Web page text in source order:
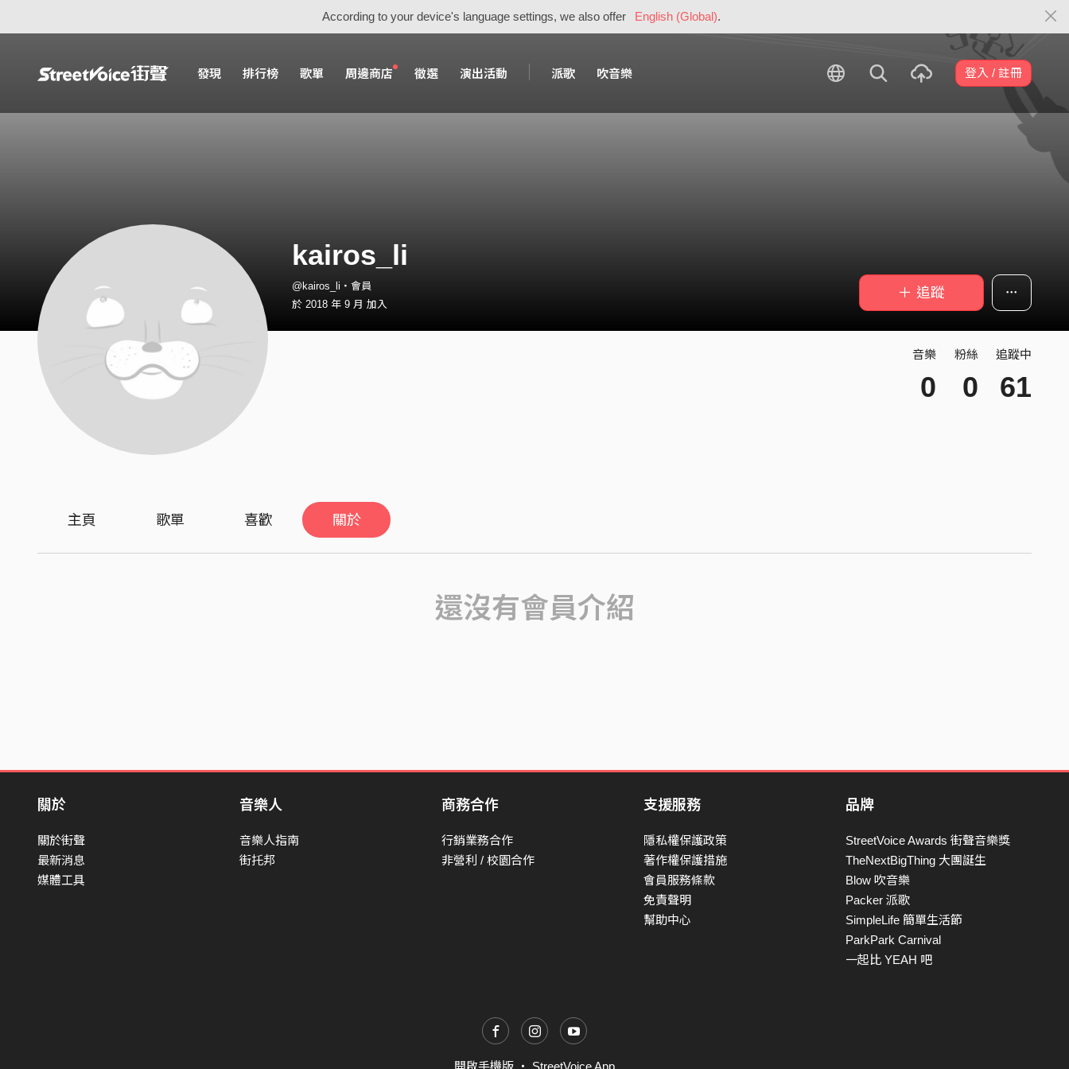
According to your device's language settings, we also offer English (Global).
發現 排行榜 歌單 周邊商店 徵選 演出活動 派歌 吹音樂 登入 / 註冊
kairos_li
@kairos_li・會員
於 2018 年 9 月 加入
＋ 追蹤
音樂
0
粉絲
0
追蹤中
61
主頁 歌單 喜歡 關於
還沒有會員介紹
關於
關於街聲
最新消息
媒體工具
音樂人
音樂人指南
街托邦
商務合作
行銷業務合作
非營利 / 校園合作
支援服務
隱私權保護政策
著作權保護措施
會員服務條款
免責聲明
幫助中心
品牌
StreetVoice Awards 街聲音樂獎
TheNextBigThing 大團誕生
Blow 吹音樂
Packer 派歌
SimpleLife 簡單生活節
ParkPark Carnival
一起比 YEAH 吧
開啟手機版 ・ StreetVoice App